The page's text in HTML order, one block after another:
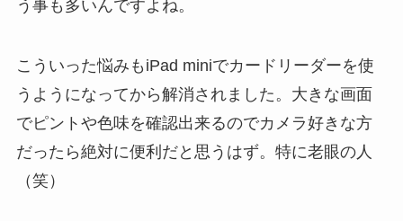
う事も多いんですよね。
こういった悩みもiPad miniでカードリーダーを使
うようになってから解消されました。大きな画面
でピントや色味を確認出来るのでカメラ好きな方
だったら絶対に便利だと思うはず。特に老眼の人
（笑）